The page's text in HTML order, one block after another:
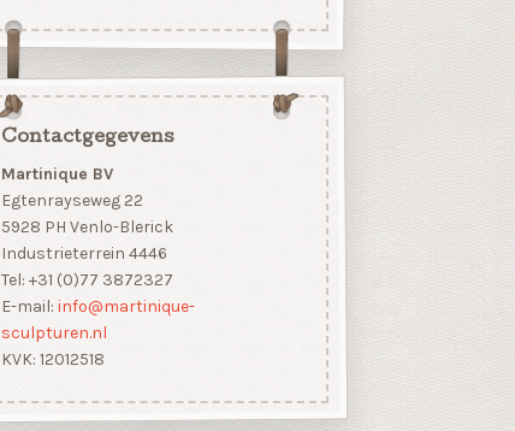
Contactgegevens
Martinique BV
Egtenrayseweg 22
5928 PH Venlo-Blerick
Industrieterrein 4446
Tel: +31 (0)77 3872327
E-mail: info@martinique-
sculpturen.nl
KVK: 12012518